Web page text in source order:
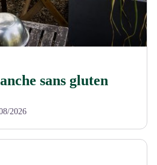
sans gluten
2026